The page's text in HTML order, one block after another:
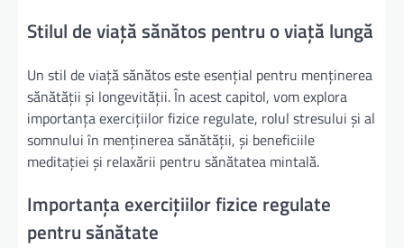
Stilul de viață sănătos pentru o viață lungă
Un stil de viață sănătos este esențial pentru menținerea
sănătății și longevității. În acest capitol, vom explora
importanța exercițiilor fizice regulate, rolul stresului și al
somnului în menținerea sănătății, și beneficiile
meditației și relaxării pentru sănătatea mintală.
Importanța exercițiilor fizice regulate
pentru sănătate